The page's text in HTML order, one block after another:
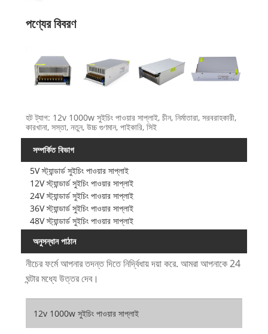
পণ্যের বিবরণ
হট ট্যাগ: 12v 1000w সুইচিং পাওয়ার সাপ্লাই, চীন, নির্মাতারা, সরবরাহকারী,
কারখানা, সস্তা, নতুন, উচ্চ গুণমান, পাইকারি, সিই
সম্পর্কিত বিভাগ
5V স্ট্যান্ডার্ড সুইচিং পাওয়ার সাপ্লাই
12V স্ট্যান্ডার্ড সুইচিং পাওয়ার সাপ্লাই
24V স্ট্যান্ডার্ড সুইচিং পাওয়ার সাপ্লাই
36V স্ট্যান্ডার্ড সুইচিং পাওয়ার সাপ্লাই
48V স্ট্যান্ডার্ড সুইচিং পাওয়ার সাপ্লাই
অনুসন্ধান পাঠান
নীচের ফর্মে আপনার তদন্ত দিতে নির্দ্বিধায় দয়া করে. আমরা আপনাকে 24
ঘন্টার মধ্যে উত্তর দেব।